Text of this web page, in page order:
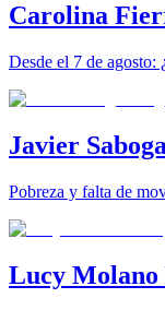
Carolina
Desde el 7 de agosto:
Javier
Pobreza y falta de
Lucy Molano